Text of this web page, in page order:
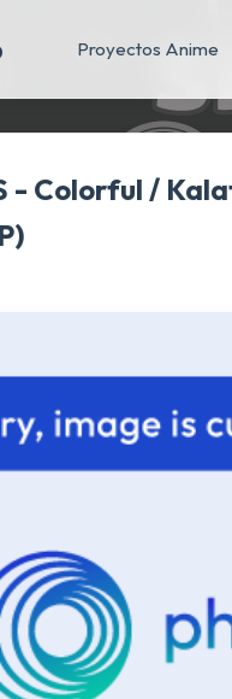
Proyectos Anime
- Colorful /